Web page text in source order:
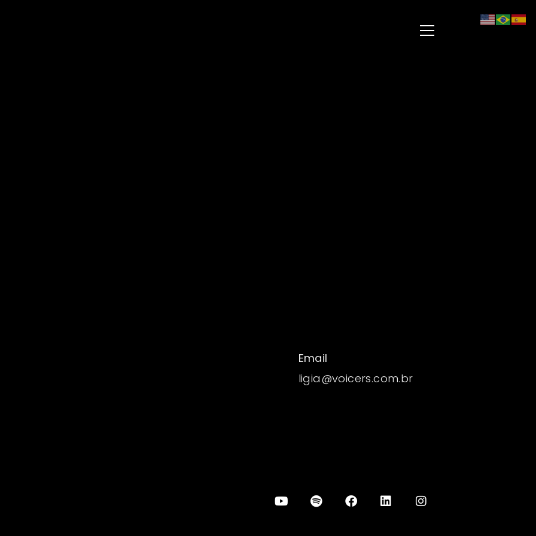
Email
ligia@voicers.com.br